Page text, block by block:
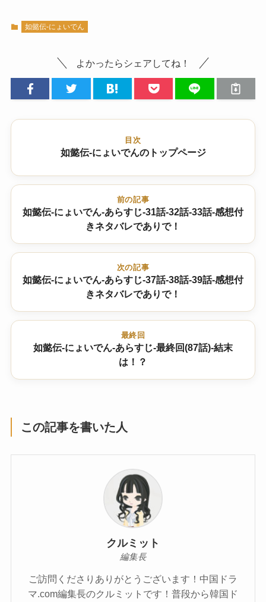
如懿伝-にょいでん
よかったらシェアしてね！
目次
如懿伝-にょいでんのトップページ
前の記事
如懿伝-にょいでん-あらすじ-31話-32話-33話-感想付
きネタバレでありで！
次の記事
如懿伝-にょいでん-あらすじ-37話-38話-39話-感想付
きネタバレでありで！
最終回
如懿伝-にょいでん-あらすじ-最終回(87話)-結末
は！？
この記事を書いた人
クルミット
編集長
ご訪問くださりありがとうございます！中国ドラ
マ.com編集長のクルミットです！普段から韓国ド